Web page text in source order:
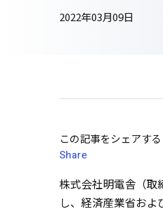
2022年03月09日
この記事をシェアする
Share
株式会社明電舎（
し、経済産業省およ